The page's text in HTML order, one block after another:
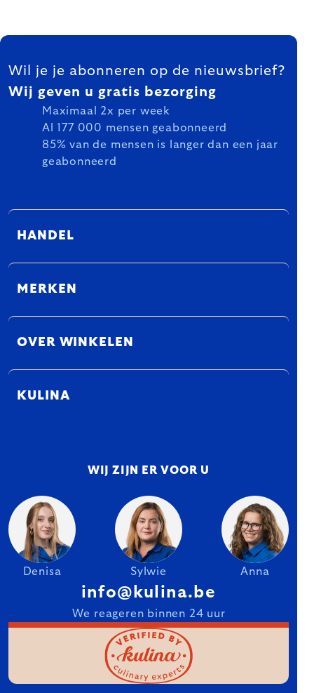
FOOTER
Wil je je abonneren op de nieuwsbrief?
Wij geven u gratis bezorging
Maximaal 2x per week
Al 177 000 mensen geabonneerd
85% van de mensen is langer dan een jaar
geabonneerd
HANDEL
MERKEN
OVER WINKELEN
KULINA
WIJ ZIJN ER VOOR U
Denisa Sylwie Anna
info@kulina.be
We reageren binnen 24 uur